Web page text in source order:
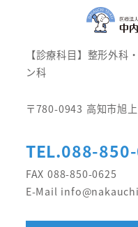
【診療科目】整形外科
ン科
〒780-0943 高知市旭
TEL.088-
FAX 088-850-0625
E-Mail